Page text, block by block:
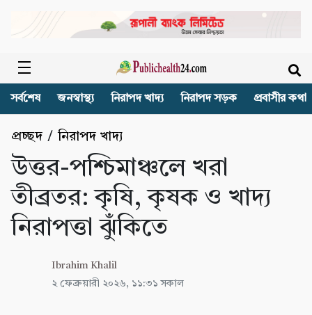
সর্বশেষ জনস্বাস্থ্য নিরাপদ খাদ্য নিরাপদ সড়ক প্রবাসীর কথা
প্রচ্ছদ /নিরাপদ খাদ্য
উত্তর-পশ্চিমাঞ্চলে খরা
তীব্রতর: কৃষি, কৃষক ও খাদ্য
নিরাপত্তা ঝুঁকিতে
Ibrahim Khalil
২ ফেব্রুয়ারী ২০২৬, ১১:৩১ সকাল